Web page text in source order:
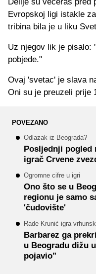
Evropskoj ligi istakle
tribina bila je u liku
Uz njegov lik je pisalo:
pobjede."
Ovaj 'svetac' je slava
Oni su je preuzeli prije
POVEZANO
Odlazak iz Beograda?
Posljednji pogled
igrač Crvene
Ogromne cifre u igri
Ono što se u
regionu je samo
'čudovište'
Rade Krunić igra
Barbarez ga
u Beogradu dižu
pojavio"